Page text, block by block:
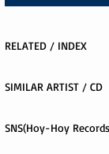
RELATED / INDEX
SIMILAR ARTIST / CD
どんぐりころころ/
SNS(Hoy-Hoy